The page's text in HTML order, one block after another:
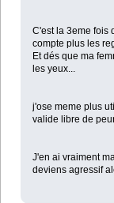
C'est la 3eme fois
compte plus les
Et dés que ma
les yeux...
j'ose meme plus
valide libre de
J'en ai vraiment
deviens agressif